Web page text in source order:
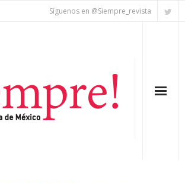
Síguenos en @Siempre_revista